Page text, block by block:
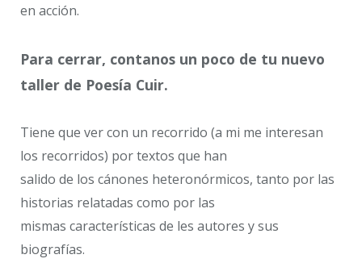
en acción.
Para cerrar, contanos un poco de tu nuevo
taller de ​Poesía Cuir.
Tiene que ver con un recorrido (a mi me interesan
los recorridos) por textos que han
salido de los cánones heteronórmicos, tanto por las
historias relatadas como por las
mismas características de les autores y sus
biografías.